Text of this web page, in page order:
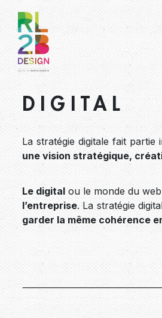
DIGITAL
La stratégie digitale fait partie
une vision stratégique,
Le digital ou le monde du
l’entreprise. La stratégie
garder la même cohérence